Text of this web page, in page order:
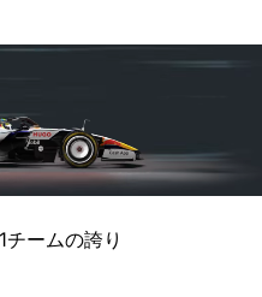
チームの誇り